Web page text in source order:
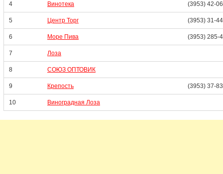
4 Винотека (3953) 42-
5 Центр Торг (3953) 31-
6 Море Пива (3953) 285-
7 Лоза
8 СОЮЗ ОПТОВИК
9 Крепость (3953) 37-
10 Виноградная Лоза